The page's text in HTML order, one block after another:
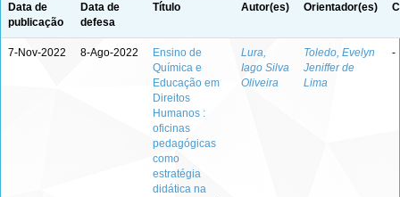
Data de
publicação
Data de
defesa
Título Autor(es) Orientador(es)
7-Nov-2022 8-Ago-2022
Ensino de
Química e
Educação em
Direitos
Humanos :
oficinas
pedagógicas
como
estratégia
didática na
Lura,
Iago Silva
Oliveira
Toledo, Evelyn
Jeniffer de
Lima
-